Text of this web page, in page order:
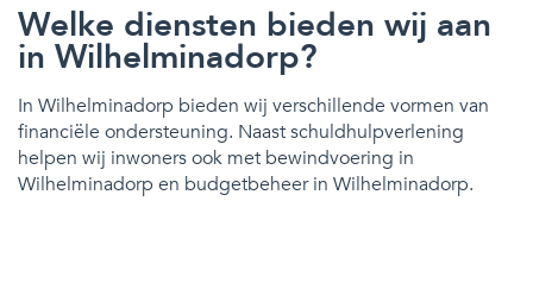
Welke diensten bieden wij aan
in Wilhelminadorp?
In Wilhelminadorp bieden wij verschillende vormen van
financiële ondersteuning. Naast schuldhulpverlening
helpen wij inwoners ook met bewindvoering in
Wilhelminadorp en budgetbeheer in Wilhelminadorp.